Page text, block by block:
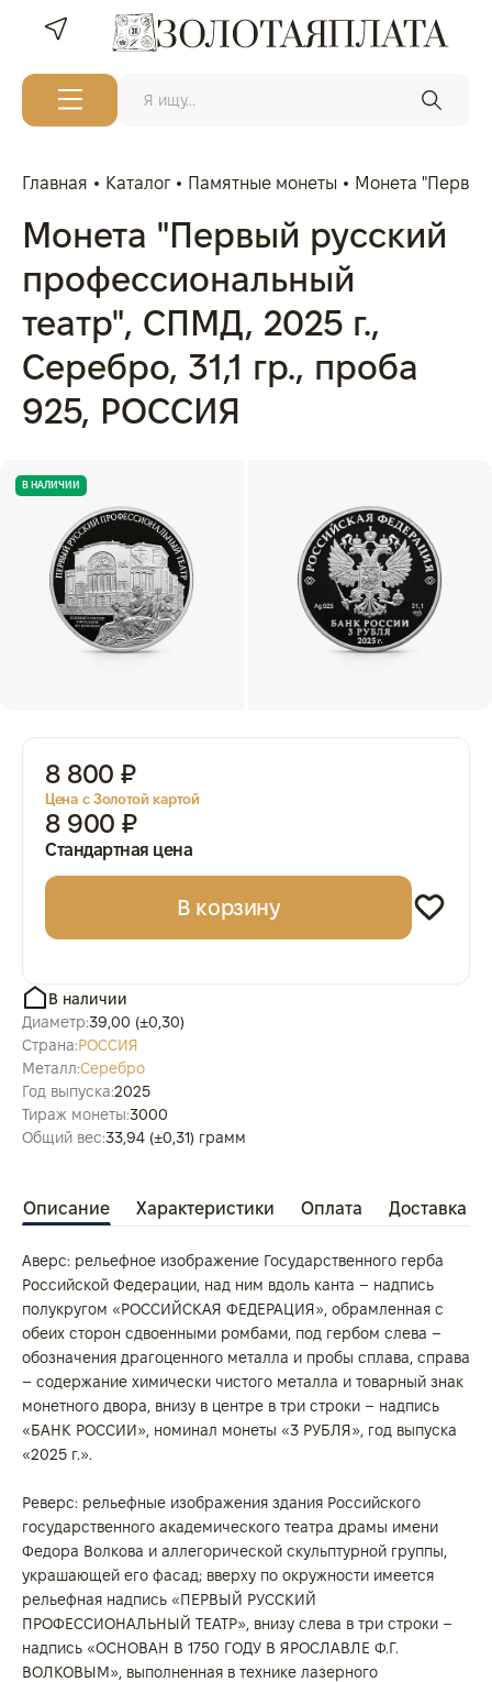
Главная Каталог Памятные монеты Монета
Монета "Первый русский
профессиональный
театр", СПМД, 2025 г.,
Серебро, 31,1 гр., проба
925, РОССИЯ
В НАЛИЧИИ
8 800 ₽
Цена с Золотой картой
8 900 ₽
Стандартная цена
В корзину
В наличии
Диаметр:39,00 (±0,30)
Страна:РОССИЯ
Металл:Серебро
Год выпуска:2025
Тираж монеты:3000
Общий вес:33,94 (±0,31) грамм
Описание Характеристики Оплата Доставка
Аверс: рельефное изображение Государственного герба
Российской Федерации, над ним вдоль канта – надпись
полукругом «РОССИЙСКАЯ ФЕДЕРАЦИЯ», обрамленная с
обеих сторон сдвоенными ромбами, под гербом слева –
обозначения драгоценного металла и пробы сплава, справа
– содержание химически чистого металла и товарный знак
монетного двора, внизу в центре в три строки – надпись
«БАНК РОССИИ», номинал монеты «3 РУБЛЯ», год выпуска
«2025 г.».
Реверс: рельефные изображения здания Российского
государственного академического театра драмы имени
Федора Волкова и аллегорической скульптурной группы,
украшающей его фасад; вверху по окружности имеется
рельефная надпись «ПЕРВЫЙ РУССКИЙ
ПРОФЕССИОНАЛЬНЫЙ ТЕАТР», внизу слева в три строки –
надпись «ОСНОВАН В 1750 ГОДУ В ЯРОСЛАВЛЕ Ф.Г.
ВОЛКОВЫМ», выполненная в технике лазерного